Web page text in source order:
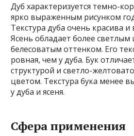
Дуб характеризуется темно-
ярко выраженным рисунком
Текстура дуба очень красива
Ясень обладает более светлым
белесоватым оттенком. Его
ровная, чем у дуба. Бук
структурой и светло-
цветом. Текстура бука менее
у дуба и ясеня.
Сфера применения